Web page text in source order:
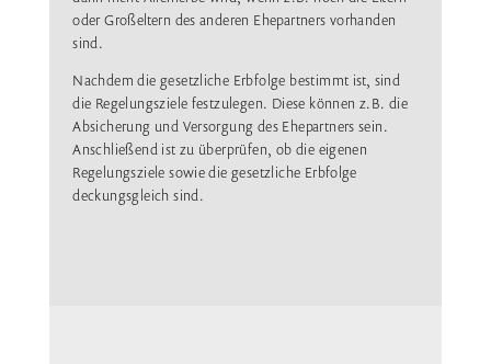
oder Großeltern des anderen Ehepartners vorhanden
sind.
Nachdem die gesetzliche Erbfolge bestimmt ist, sind
die Regelungsziele festzulegen. Diese können z.B. die
Absicherung und Versorgung des Ehepartners sein.
Anschließend ist zu überprüfen, ob die eigenen
Regelungsziele sowie die gesetzliche Erbfolge
deckungsgleich sind.